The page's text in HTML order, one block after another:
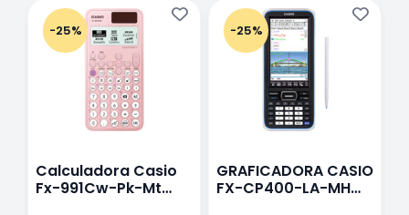
-25%
Calculadora Casio
Fx-991Cw-Pk-Mt
-25%
GRAFICADORA CASIO
FX-CP400-LA-MH